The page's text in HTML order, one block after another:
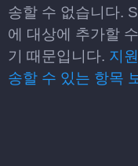
송할 수 없습니다.
에 대상에 추가할
기 때문입니다. 지
송할 수 있는 항목